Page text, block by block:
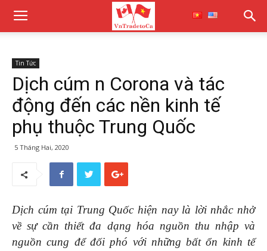
Tin Tức
Dịch cúm n Corona và tác
động đến các nền kinh tế
phụ thuộc Trung Quốc
5 Tháng Hai, 2020
Dịch cúm tại Trung Quốc hiện nay là lời nhắc nhở
về sự cần thiết đa dạng hóa nguồn thu nhập và
nguồn cung để đối phó với những bất ổn kinh tế